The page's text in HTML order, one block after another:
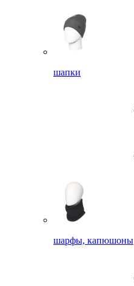
шапки
шарфы, капюшоны